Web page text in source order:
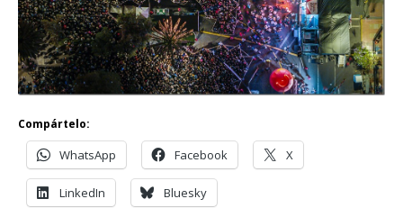
Compártelo:
WhatsApp Facebook X
LinkedIn Bluesky